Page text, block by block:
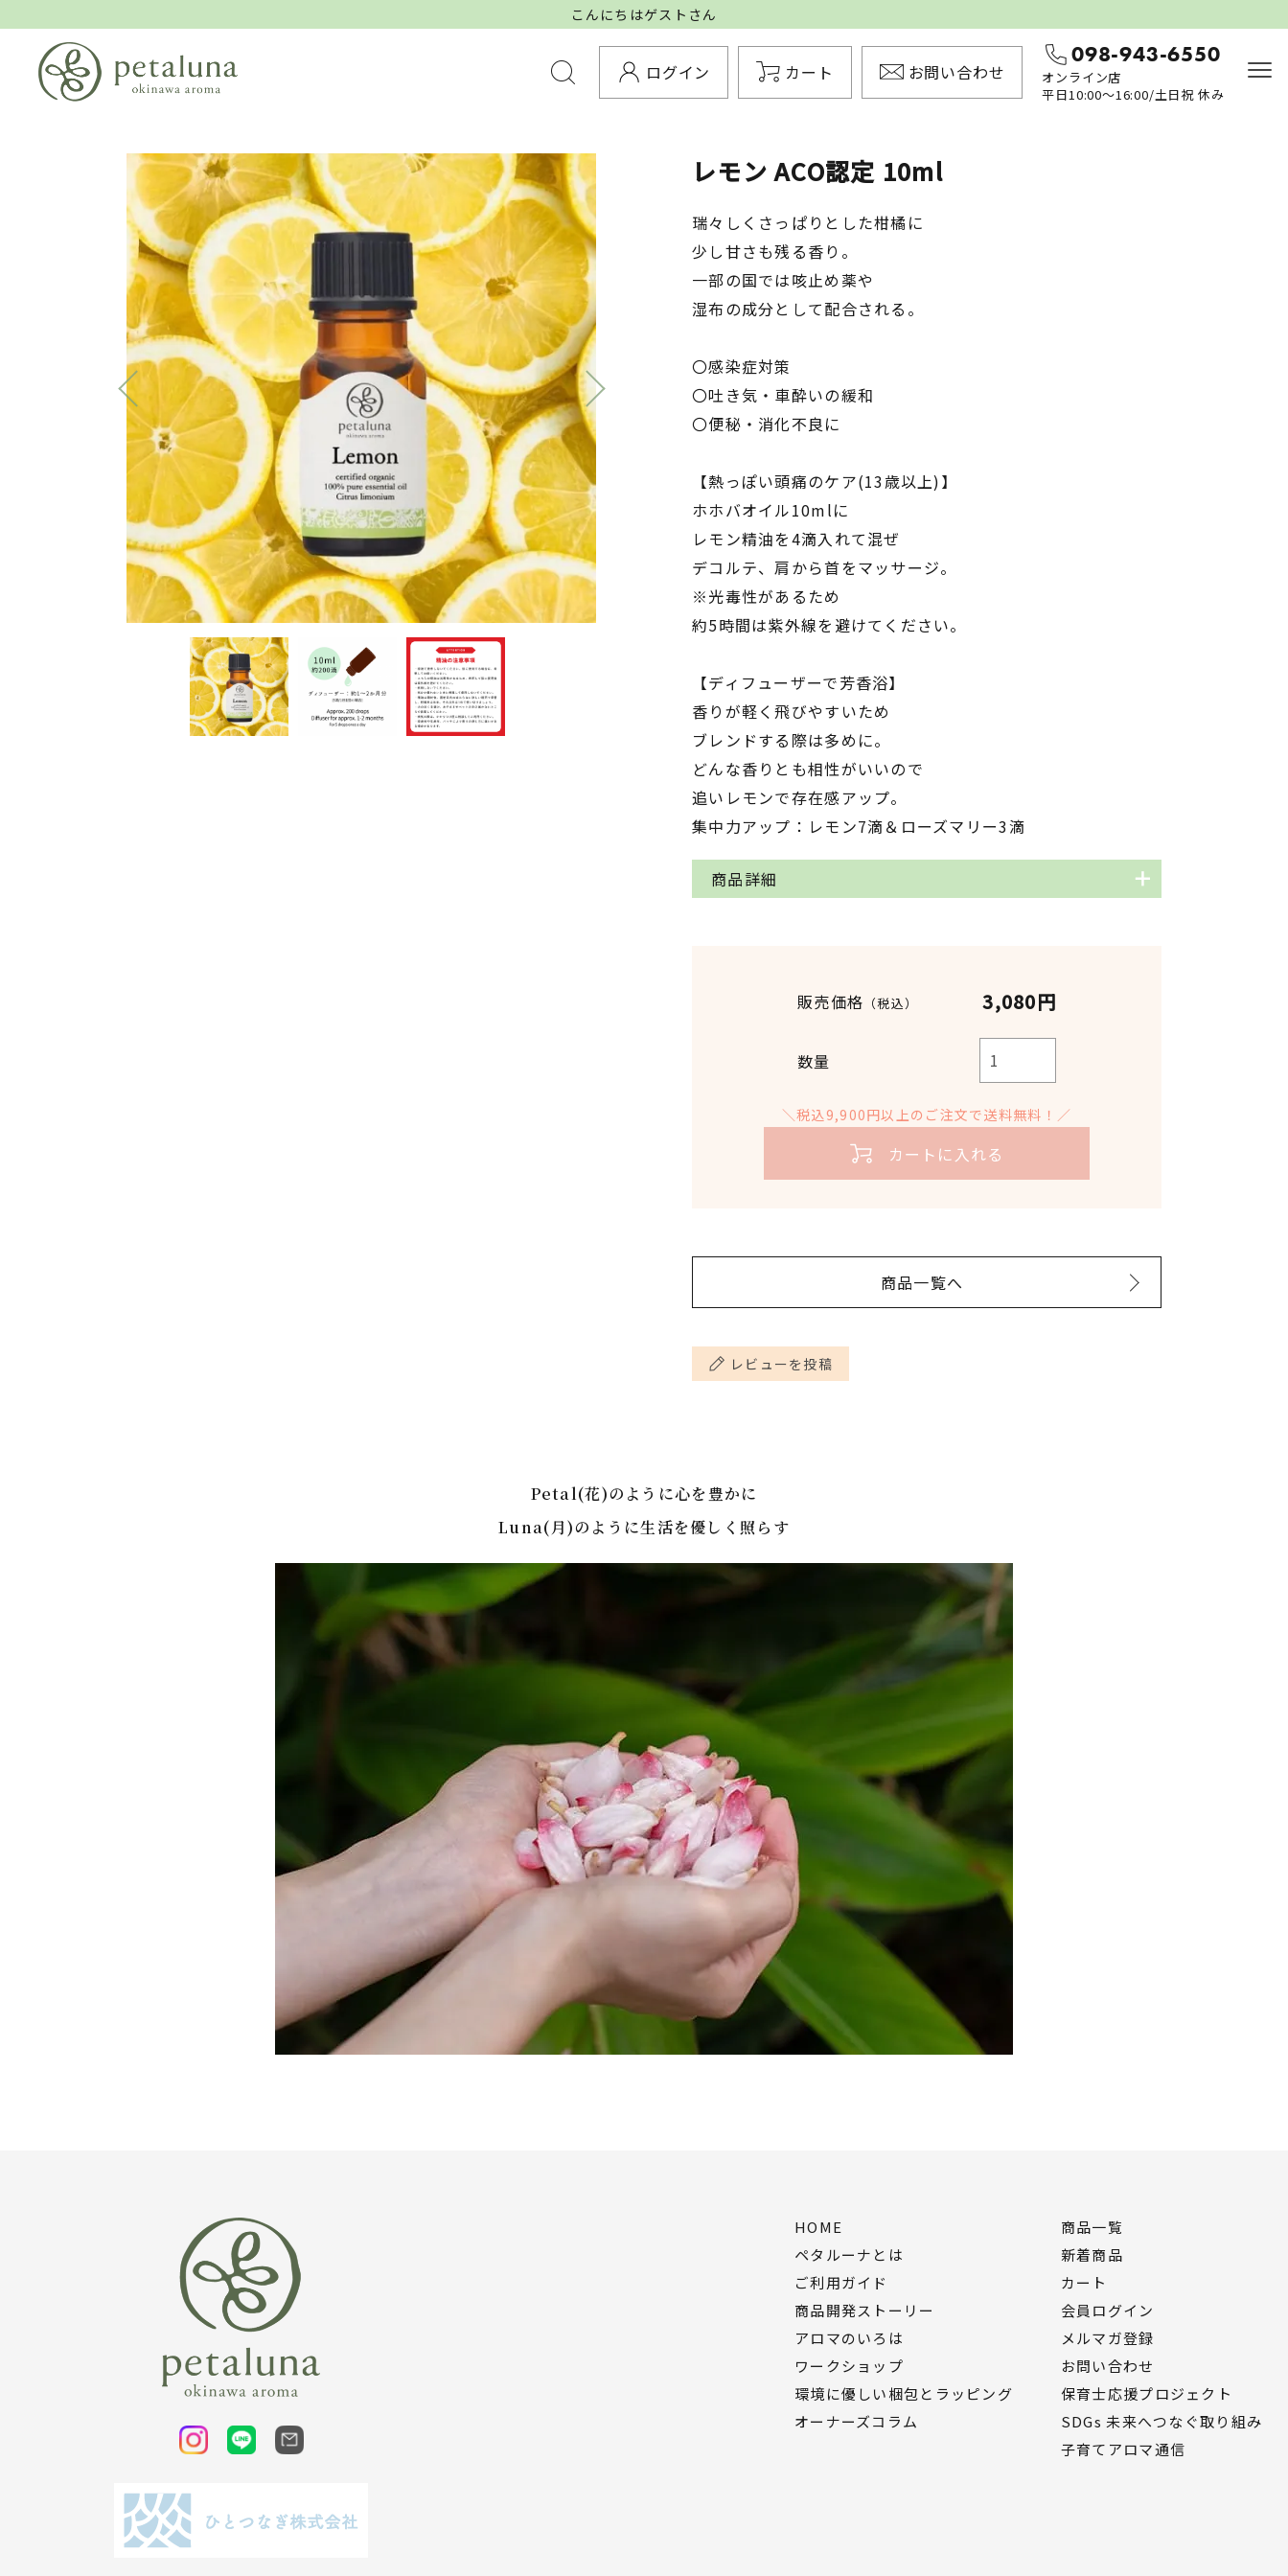
こんにちはゲストさん
ログイン カート お問い合わせ
098-943-6550
オンライン店
平日10:00〜16:00/土日祝 休み
レモン ACO認定 10ml
瑞々しくさっぱりとした柑橘に
少し甘さも残る香り。
一部の国では咳止め薬や
湿布の成分として配合される。
〇感染症対策
〇吐き気・車酔いの緩和
〇便秘・消化不良に
【熱っぽい頭痛のケア(13歳以上)】
ホホバオイル10mlに
レモン精油を4滴入れて混ぜ
デコルテ、肩から首をマッサージ。
※光毒性があるため
約5時間は紫外線を避けてください。
【ディフューザーで芳香浴】
香りが軽く飛びやすいため
ブレンドする際は多めに。
どんな香りとも相性がいいので
追いレモンで存在感アップ。
集中力アップ：レモン7滴＆ローズマリー3滴
商品詳細
Citrus limonum
※入荷時期によって変更となる場合が
圧搾法
10ml
引火点(*)
販売価格 （税込） 3,080円
数量
＼税込9,900円以上のご注文で送料無料！／
カートに入れる
商品一覧へ
レビューを投稿
Petal(花)のように心を豊かに
Luna(月)のように生活を優しく照らす
HOME
ペタルーナとは
ご利用ガイド
商品開発ストーリー
アロマのいろは
ワークショップ
環境に優しい梱包とラッピング
オーナーズコラム
商品一覧
新着商品
カート
会員ログイン
メルマガ登録
お問い合わせ
保育士応援プロジェクト
SDGs 未来へつなぐ取り組み
子育てアロマ通信